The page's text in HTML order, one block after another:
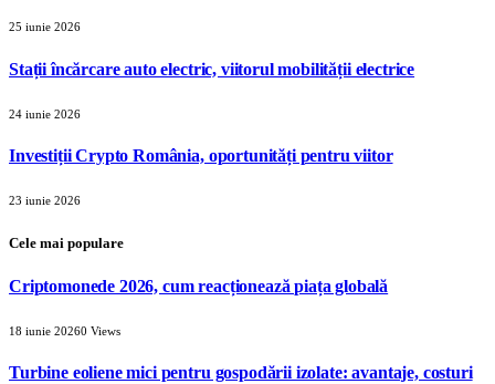
25 iunie 2026
Stații încărcare auto electric, viitorul mobilității electrice
24 iunie 2026
Investiții Crypto România, oportunități pentru viitor
23 iunie 2026
Cele mai populare
Criptomonede 2026, cum reacționează piața globală
18 iunie 20260 Views
Turbine eoliene mici pentru gospodării izolate: avantaje, costuri